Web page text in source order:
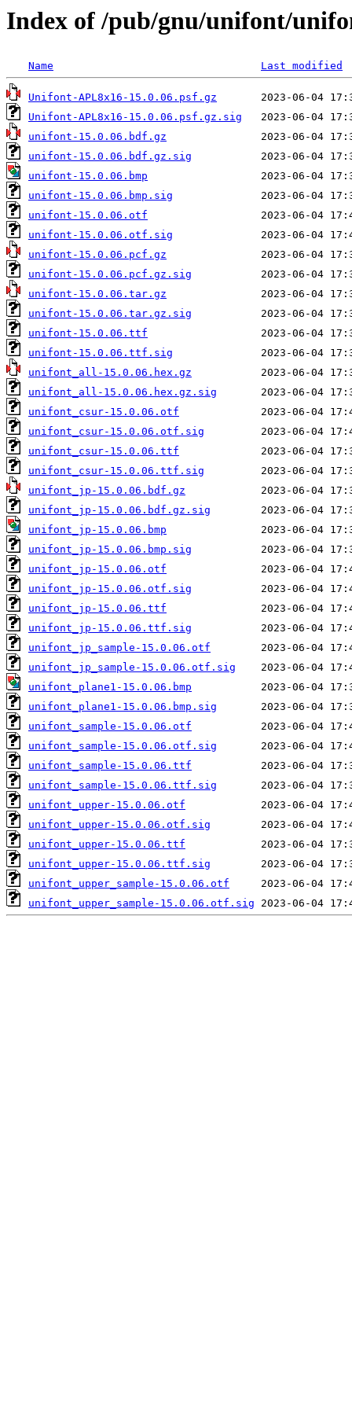
Index of /pub/gnu/unifont/
Name Last modified
Unifont-APL8x16-15.0.06.psf.gz
Unifont-APL8x16-15.0.06.psf.gz.sig
unifont-15.0.06.bdf.gz
unifont-15.0.06.bdf.gz.sig
unifont-15.0.06.bmp
unifont-15.0.06.bmp.sig
unifont-15.0.06.otf
unifont-15.0.06.otf.sig
unifont-15.0.06.pcf.gz
unifont-15.0.06.pcf.gz.sig
unifont-15.0.06.tar.gz
unifont-15.0.06.tar.gz.sig
unifont-15.0.06.ttf
unifont-15.0.06.ttf.sig
unifont_all-15.0.06.hex.gz
unifont_all-15.0.06.hex.gz.sig
unifont_csur-15.0.06.otf
unifont_csur-15.0.06.otf.sig
unifont_csur-15.0.06.ttf
unifont_csur-15.0.06.ttf.sig
unifont_jp-15.0.06.bdf.gz
unifont_jp-15.0.06.bdf.gz.sig
unifont_jp-15.0.06.bmp
unifont_jp-15.0.06.bmp.sig
unifont_jp-15.0.06.otf
unifont_jp-15.0.06.otf.sig
unifont_jp-15.0.06.ttf
unifont_jp-15.0.06.ttf.sig
unifont_jp_sample-15.0.06.otf
unifont_jp_sample-15.0.06.otf.sig
unifont_plane1-15.0.06.bmp
unifont_plane1-15.0.06.bmp.sig
unifont_sample-15.0.06.otf
unifont_sample-15.0.06.otf.sig
unifont_sample-15.0.06.ttf
unifont_sample-15.0.06.ttf.sig
unifont_upper-15.0.06.otf
unifont_upper-15.0.06.otf.sig
unifont_upper-15.0.06.ttf
unifont_upper-15.0.06.ttf.sig
unifont_upper_sample-15.0.06.otf
unifont_upper_sample-15.0.06.otf.sig